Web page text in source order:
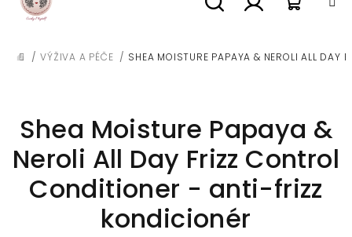
DOMŮ
/ VÝŽIVA A PÉČE / SHEA MOISTURE PAPAYA & NEROLI ALL
Shea Moisture Papaya &
Neroli All Day Frizz Control
Conditioner - anti-frizz
kondicionér